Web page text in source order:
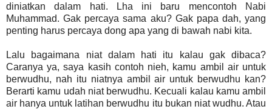
diniatkan dalam hati. Lha ini baru mencontoh Nabi
Muhammad. Gak percaya sama aku? Gak papa dah, yang
penting harus percaya dong apa yang di bawah nabi kita.
Lalu bagaimana niat dalam hati itu kalau gak dibaca?
Caranya ya, saya kasih contoh nieh, kamu ambil air untuk
berwudhu, nah itu niatnya ambil air untuk berwudhu kan?
Berarti kamu udah niat berwudhu. Kecuali kalau kamu ambil
air hanya untuk latihan berwudhu itu bukan niat wudhu. Atau